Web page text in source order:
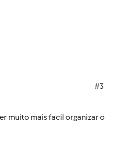
#3
muito mais facil organizar o